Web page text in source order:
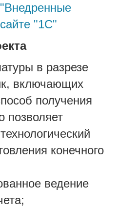
"1С"
в разрезе
включающих
получения
позволяет
конечного
ведение